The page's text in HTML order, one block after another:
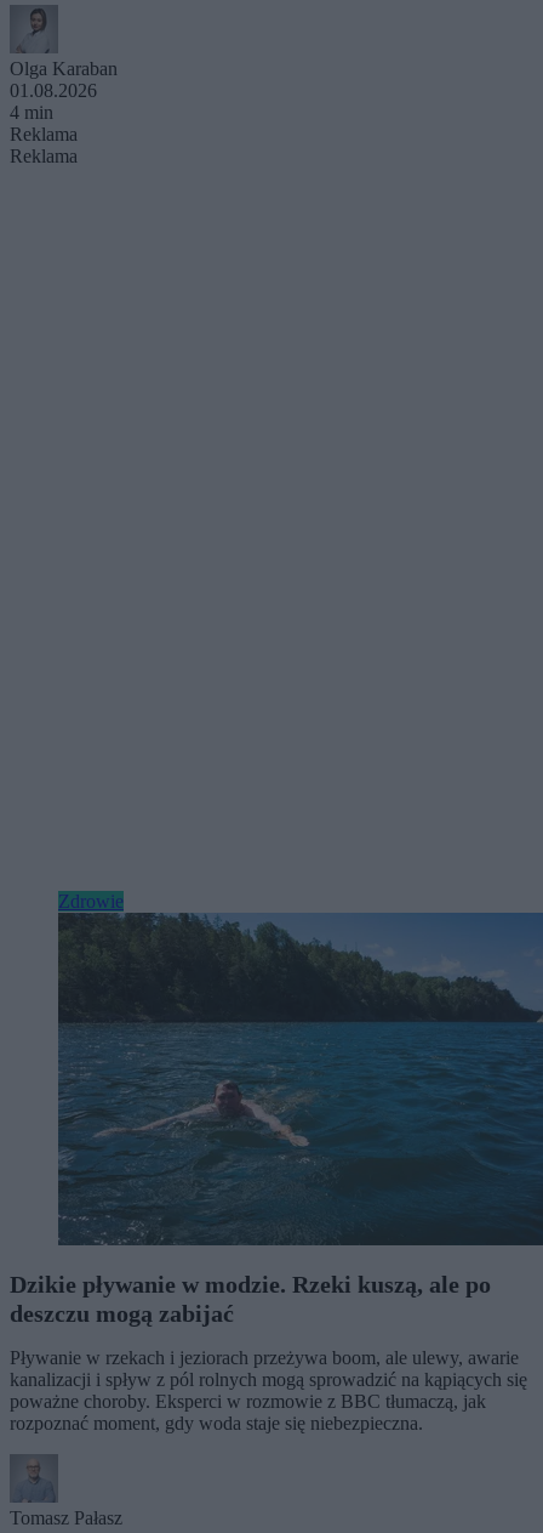
Olga Karaban
01.08.2026
4 min
Reklama
Reklama
Zdrowie
Dzikie pływanie w modzie. Rzeki kuszą, ale po
deszczu mogą zabijać
Pływanie w rzekach i jeziorach przeżywa boom, ale ulewy, awarie
kanalizacji i spływ z pól rolnych mogą sprowadzić na kąpiących się
poważne choroby. Eksperci w rozmowie z BBC tłumaczą, jak
rozpoznać moment, gdy woda staje się niebezpieczna.
Tomasz Pałasz